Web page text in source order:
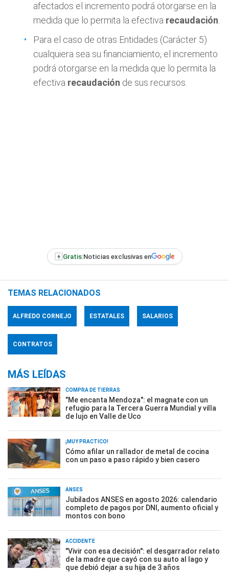
afectados el incremento podrá otorgarse en la
medida que lo permita la efectiva recaudación
Para el caso de otras Entidades (Carácter 5)
cualquiera sea su financiamiento, el incremento
podrá otorgarse en la medida que lo permita la
efectiva recaudación de sus recursos.
+ Gratis:Noticias exclusivas en
TEMAS RELACIONADOS
ALFREDO CORNEJO ESTATALES SALARIOS
CONTRATOS
MÁS LEÍDAS
COMPRA DE TIERRAS
"Me encanta Mendoza": el magnate con un
refugio para la Tercera Guerra Mundial y villa
de lujo en Valle de Uco
¡MUY PRÁCTICO!
Cómo afilar un rallador de metal de cocina
con un paso a paso rápido y bien casero
ANSES
Jubilados ANSES en agosto 2026: calendario
completo de pagos por DNI, aumento oficial y
montos con bono
ACCIDENTE
"Vivir con esa decisión": el desgarrador relato
de la madre que cayó con su auto al lago y
que debió dejar a su hija de 3 años